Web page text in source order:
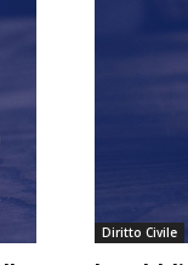
Diritto Civile